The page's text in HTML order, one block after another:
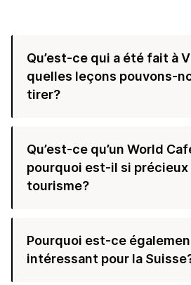
Qu’est-ce qui a été fait à
quelles leçons pouvons-
tirer?
Qu’est-ce qu’un World
pourquoi est-il si précieux
tourisme?
Pourquoi est-ce
intéressant pour la